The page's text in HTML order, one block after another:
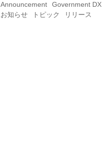
Announcement
Government DX
お知らせ
トピック リリース